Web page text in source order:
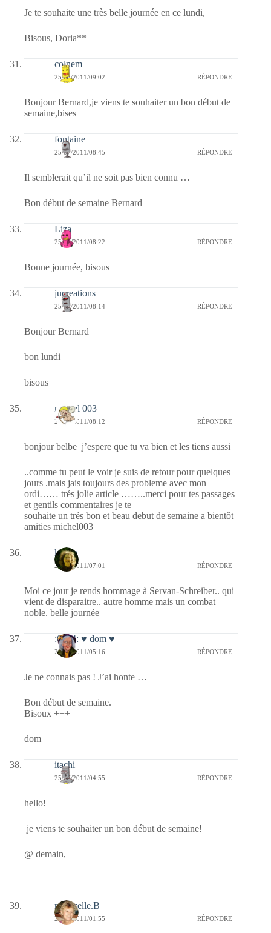
Je te souhaite une très belle journée en ce lundi,
Bisous, Doria**
colnem
25/07/2011/09:02 RÉPONDRE
Bonjour Bernard,je viens te souhaiter un bon début de
semaine,bises
fontaine
25/07/2011/08:45 RÉPONDRE
Il semblerait qu’il ne soit pas bien connu …
Bon début de semaine Bernard
Liza
25/07/2011/08:22 RÉPONDRE
Bonne journée, bisous
jucreations
25/07/2011/08:14 RÉPONDRE
Bonjour Bernard
bon lundi
bisous
michel 003
25/07/2011/08:12 RÉPONDRE
bonjour belbe j’espere que tu va bien et les tiens aussi
..comme tu peut le voir je suis de retour pour quelques
jours .mais jais toujours des probleme avec mon
ordi…… trés jolie article ……..merci pour tes passages
et gentils commentaires je te
souhaite un trés bon et beau debut de semaine a bientôt
amities michel003
katara
25/07/2011/07:01 RÉPONDRE
Moi ce jour je rends hommage à Servan-Schreiber.. qui
vient de disparaitre.. autre homme mais un combat
noble. belle journée
:0014: ♥ dom ♥
25/07/2011/05:16 RÉPONDRE
Je ne connais pas ! J’ai honte …
Bon début de semaine.
Bisoux +++
dom
itachi
25/07/2011/04:55 RÉPONDRE
hello!
je viens te souhaiter un bon début de semaine!
@ demain,
mamzelle.B
25/07/2011/01:55 RÉPONDRE